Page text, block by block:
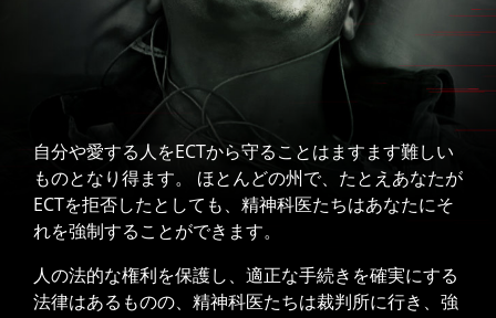
自分や愛する人をECTから守ることはますます難しい
ものとなり得ます。 ほとんどの州で、たとえあなたが
ECTを拒否したとしても、精神科医たちはあなたにそ
れを強制することができます。
人の法的な権利を保護し、適正な手続きを確実にする
法律はあるものの、精神科医たちは裁判所に行き、強